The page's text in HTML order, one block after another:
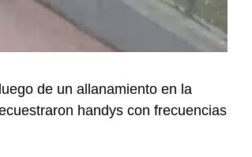
de un allanamiento en la
handys con frecuencias